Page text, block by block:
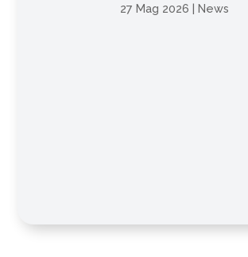
27 Mag 2026 |News